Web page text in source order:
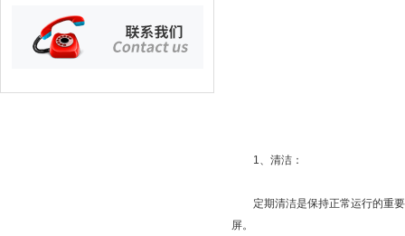
1、清洁：
定期清洁是保持正常运行的重要
屏。